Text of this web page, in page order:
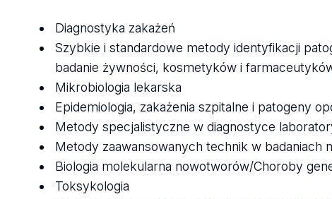
Diagnostyka zakażeń
Szybkie i standardowe metody identyfikacji
badanie żywności, kosmetyków i
Mikrobiologia lekarska
Epidemiologia, zakażenia szpitalne i patogeny
Metody specjalistyczne w diagnostyce
Metody zaawansowanych technik w badaniach
Biologia molekularna nowotworów/Choroby
Toksykologia